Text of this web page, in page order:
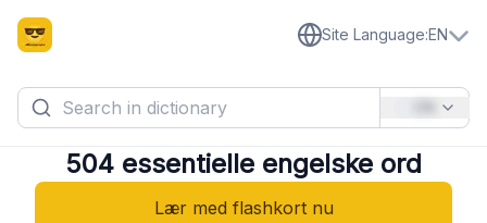
Site Language:EN
504 essentielle engelske ord
Lær med flashkort nu